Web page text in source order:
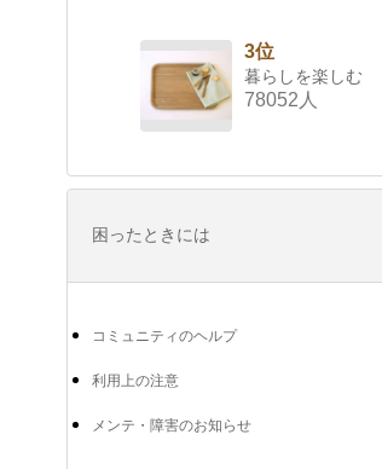
3位
暮らしを楽しむ
78052人
困ったときには
コミュニティのヘルプ
利用上の注意
メンテ・障害のお知らせ